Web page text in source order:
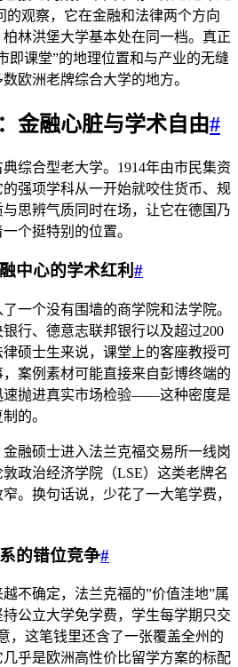
观察，它在金融和法律两个方向
林洪堡大学基本处在同一档。真正
即课堂”的地理位置和与产业的无缝
欧洲老牌综合大学的地方。
金融心脏与学术自由#
综合型老大学。1914年由市民集资
强项学科从一开始就咬住货币、规
思辨气质同时在场，让它在德国乃
个挺特别的位置。
中心的学术红利#
一个没有围墙的商学院和法学院。
行、德意志联邦银行以及超过200
硕士生来说，课堂上的客座教授可
案例素材可能直接来自彭博终端的
速抛进真实市场检验——这种密度是
的。
融硕士进入法兰克福交易所一线岗
政治经济学院（LSE）这类老牌名
。换句话说，少花了一大笔学费，
的错位竞争#
不确定，法兰克福的”价值洼地”属
公立大学免学费，学生每学期只交
这笔钱里还含了一张覆盖全州的
乎是欧洲高性价比留学方案的标配